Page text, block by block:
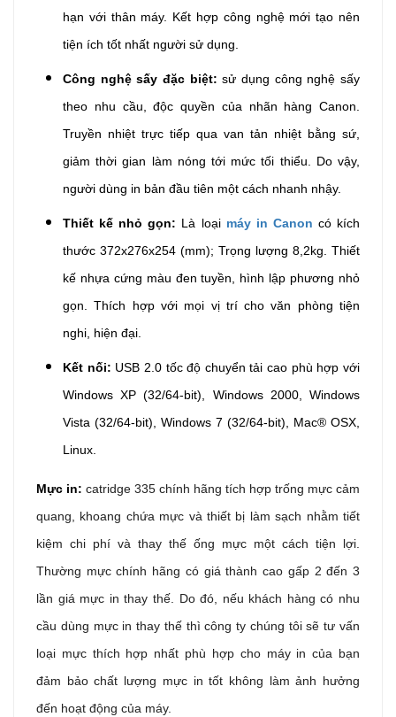
hạn với thân máy. Kết hợp công nghệ mới tạo nên
tiện ích tốt nhất người sử dụng.
Công nghệ sấy đặc biệt: sử dụng công nghệ sấy
theo nhu cầu, độc quyền của nhãn hàng Canon.
Truyền nhiệt trực tiếp qua van tản nhiệt bằng sứ,
giảm thời gian làm nóng tới mức tối thiểu. Do vậy,
người dùng in bản đầu tiên một cách nhanh nhậy.
Thiết kế nhỏ gọn: Là loại máy in Canon có kích
thước 372x276x254 (mm); Trọng lượng 8,2kg. Thiết
kế nhựa cứng màu đen tuyền, hình lập phương nhỏ
gọn. Thích hợp với mọi vị trí cho văn phòng tiện
nghi, hiện đại.
Kết nối: USB 2.0 tốc độ chuyển tải cao phù hợp với
Windows XP (32/64-bit), Windows 2000, Windows
Vista (32/64-bit), Windows 7 (32/64-bit),
Mac® OSX,
Linux.
Mực in: catridge 335 chính hãng tích hợp trống mực cảm
quang, khoang chứa mực và thiết bị làm sạch nhằm tiết
kiệm chi phí và thay thế ống mực một cách tiện lợi.
Thường mực chính hãng có giá thành cao gấp 2 đến 3
lần giá mực in thay thế. Do đó, nếu khách hàng có nhu
cầu dùng mực in thay thế thì công ty chúng tôi sẽ tư vấn
loại mực thích hợp nhất phù hợp cho máy in của bạn
đảm bảo chất lượng mực in tốt không làm ảnh hưởng
đến hoạt động của máy.